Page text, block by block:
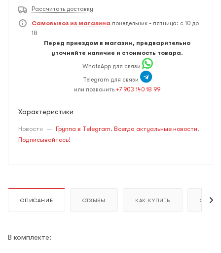
Рассчитать доставку
Самовывоз из магазина понедельник - пятница: с 10 до
18
Перед приездом в магазин, предварительно
уточняйте наличие и стоимость товара.
WhatsApp для связи
Telegram для связи
или позвонить +7 903 140 18 99
Характеристики
Новости — Группа в Telegram. Всегда актуальные новости.
Подписывайтесь!
ОПИСАНИЕ ОТЗЫВЫ КАК КУПИТЬ ОПЛАТА
В комплекте: